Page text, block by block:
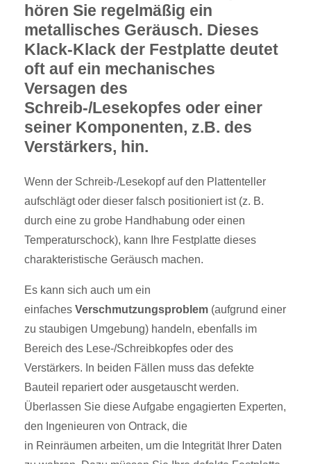
hören Sie regelmäßig ein
metallisches Geräusch. Dieses
Klack-Klack der Festplatte deutet
oft auf ein mechanisches
Versagen des
Schreib-/Lesekopfes oder einer
seiner Komponenten, z.B. des
Verstärkers, hin.
Wenn der Schreib-/Lesekopf auf den Plattenteller
aufschlägt oder dieser falsch positioniert ist (z. B.
durch eine zu grobe Handhabung oder einen
Temperaturschock), kann Ihre Festplatte dieses
charakteristische Geräusch machen.
Es kann sich auch um ein
einfaches Verschmutzungsproblem (aufgrund einer
zu staubigen Umgebung) handeln, ebenfalls im
Bereich des Lese-/Schreibkopfes oder des
Verstärkers. In beiden Fällen muss das defekte
Bauteil repariert oder ausgetauscht werden.
Überlassen Sie diese Aufgabe engagierten Experten,
den Ingenieuren von Ontrack, die
in Reinräumen arbeiten, um die Integrität Ihrer Daten